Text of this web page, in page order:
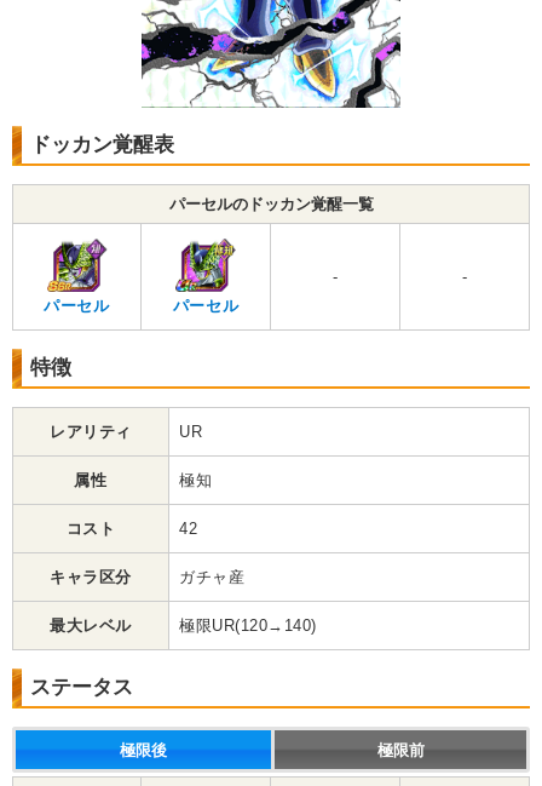
ドッカン覚醒表
パーセルのドッカン覚醒一覧
パーセル パーセル
- -
特徴
レアリティ UR
属性 極知
コスト 42
キャラ区分 ガチャ産
最大レベル 極限UR(120→140)
ステータス
極限後 極限前